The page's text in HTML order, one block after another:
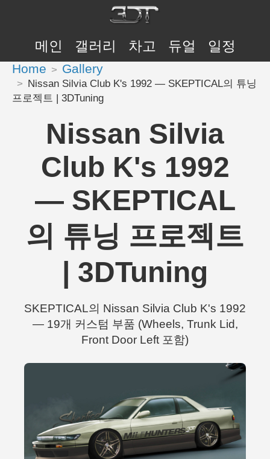
메인 갤러리 차고 듀얼 일정
Home Gallery
Nissan Silvia Club K's 1992 — SKEPTICAL의 튜닝
프로젝트 | 3DTuning
Nissan Silvia
Club K's 1992
— SKEPTICAL
의 튜닝 프로젝트
| 3DTuning
SKEPTICAL의 Nissan Silvia Club K's 1992
— 19개 커스텀 부품 (Wheels, Trunk Lid,
Front Door Left 포함)